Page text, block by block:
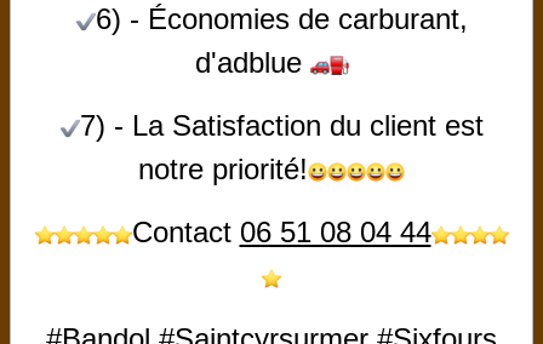
REPROGRAMMATION OPTIMISATION
SUPPRESSION SPEED LIMIT
6) - Économies de carburant,
d'adblue
7) - La Satisfaction du client est
notre priorité!
Contact 06 51 08 04 44